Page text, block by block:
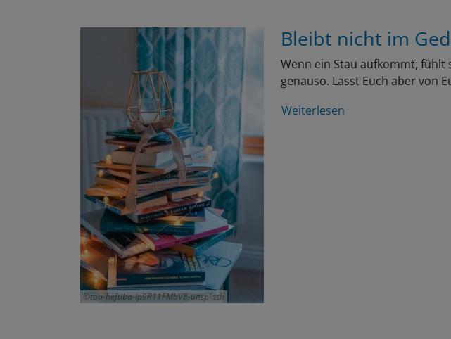
toa-heftiba-ip9R11FMbV8-unsplash
Bleibt nicht im
Wenn ein Stau aufkommt, fühlt
genauso. Lasst Euch aber von
Weiterlesen